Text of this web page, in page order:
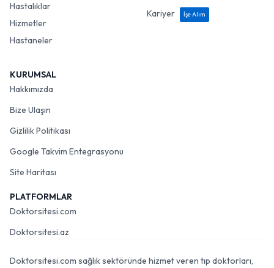
Hastalıklar
Hizmetler
Hastaneler
Kariyer
İşe Alım
KURUMSAL
Hakkımızda
Bize Ulaşın
Gizlilik Politikası
Google Takvim Entegrasyonu
Site Haritası
PLATFORMLAR
Doktorsitesi.com
Doktorsitesi.az
Doktorsitesi.com sağlık sektöründe hizmet veren tıp doktorları,